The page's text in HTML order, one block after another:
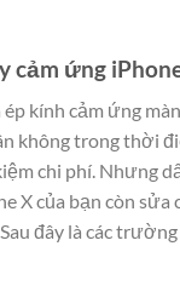
cảm ứng
kính cảm ứng
không trong thời
chi phí. Nhưng
X của bạn còn
đây là các